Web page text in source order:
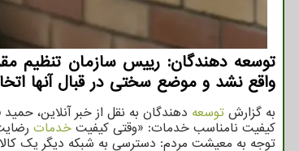
واقع نشد و موضع سختی در قبال آنها
به گزارش توسعه دهندگان به نقل از خبر آنلاین،
کیفیت نامناسب خدمات: «وقتی کیفیت خدمات
توجه به معیشت مردم: دسترسی به شبکه دیگر یک